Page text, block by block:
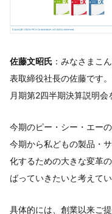
佐藤文昭氏 ：みなさまこ
表取締役社長の佐藤です
月期第2四半期決算説明会
今期のピー・シー・エー
今期から私どもの製品・
化するための大きな変革
ばっていきたいと考えてい
具体的には、創業以来ご